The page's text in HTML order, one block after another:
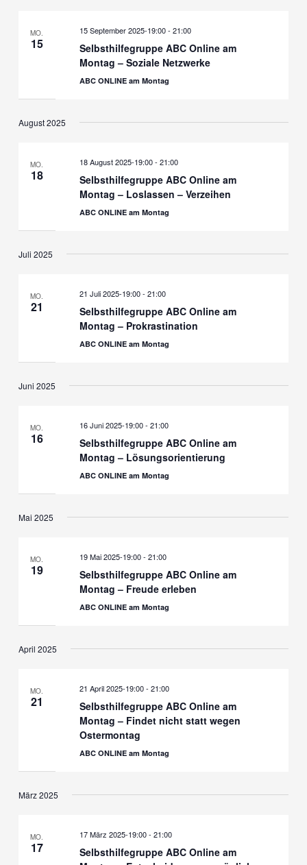
MO.
15
15 September 2025-19:00- 21:00
Selbsthilfegruppe ABC Online am
Montag – Soziale Netzwerke
ABC ONLINE am Montag
August 2025
MO.
18
18 August 2025-19:00- 21:00
Selbsthilfegruppe ABC Online am
Montag – Loslassen – Verzeihen
ABC ONLINE am Montag
Juli 2025
MO.
21
21 Juli 2025-19:00- 21:00
Selbsthilfegruppe ABC Online am
Montag – Prokrastination
ABC ONLINE am Montag
Juni 2025
MO.
16
16 Juni 2025-19:00- 21:00
Selbsthilfegruppe ABC Online am
Montag – Lösungsorientierung
ABC ONLINE am Montag
Mai 2025
MO.
19
19 Mai 2025-19:00- 21:00
Selbsthilfegruppe ABC Online am
Montag – Freude erleben
ABC ONLINE am Montag
April 2025
MO.
21
21 April 2025-19:00- 21:00
Selbsthilfegruppe ABC Online am
Montag – Findet nicht statt wegen
Ostermontag
ABC ONLINE am Montag
März 2025
MO.
17
17 März 2025-19:00- 21:00
Selbsthilfegruppe ABC Online am